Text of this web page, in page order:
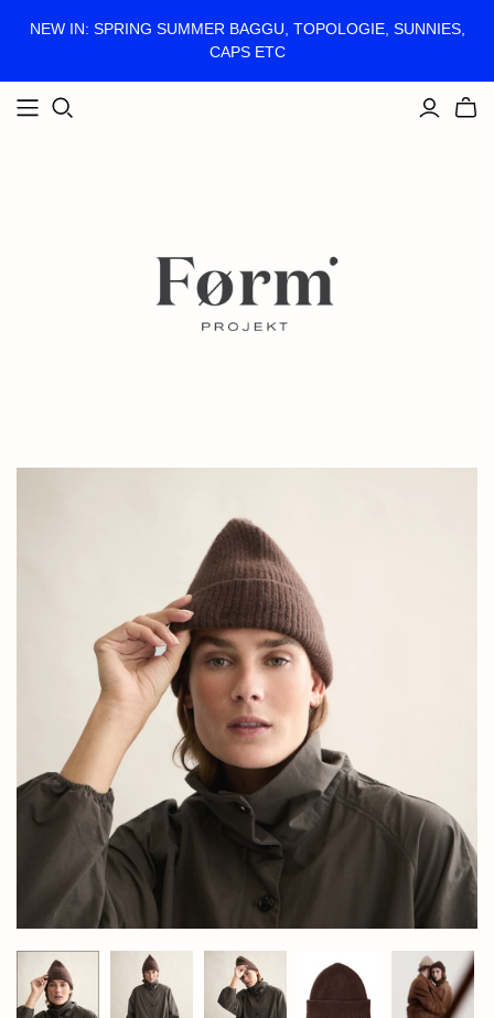
NEW IN: SPRING SUMMER BAGGU, TOPOLOGIE, SUNNIES,
CAPS ETC